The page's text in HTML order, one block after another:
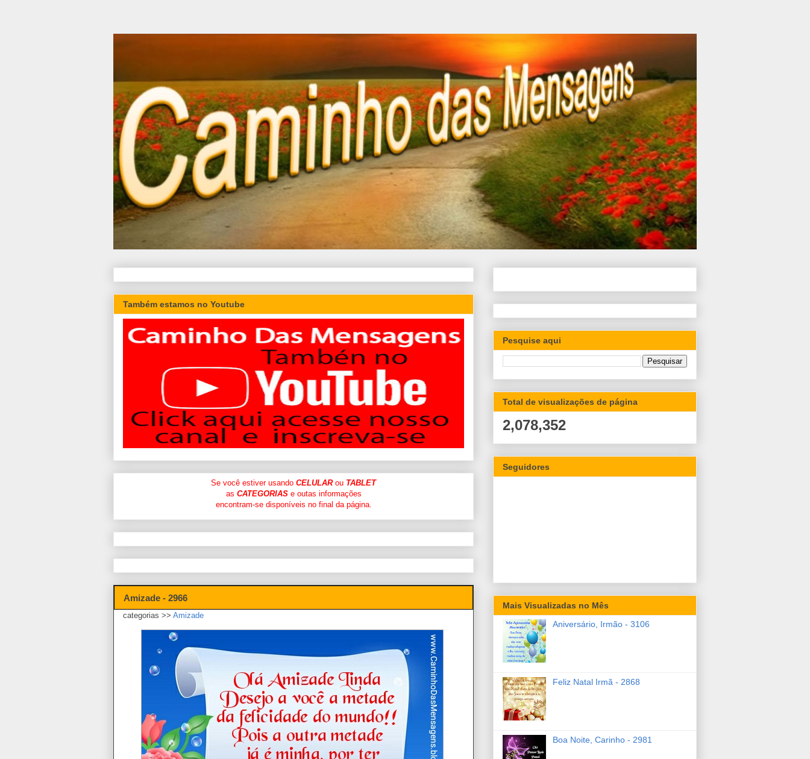
Também estamos no Youtube
Se você estiver usando CELULARou TABLET
as CATEGORIASe outas informações
encontram-se disponíveis no final da página.
Amizade - 2966
categorias >> Amizade
Pesquise aqui
Total de visualizações de página
2,078,352
Seguidores
Mais Visualizadas no Mês
Aniversário, Irmão - 3106
Feliz Natal Irmã - 2868
Boa Noite, Carinho - 2981